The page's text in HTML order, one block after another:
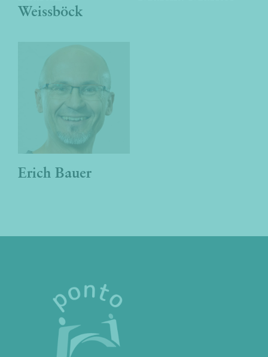
Weissböck
Erich Bauer